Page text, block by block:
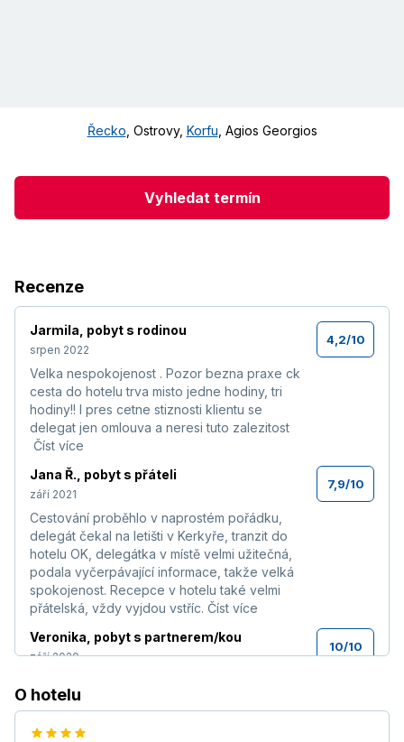
Řecko Ostrovy, Korfu Agios Georgios
Vyhledat termín
Recenze
Jarmila pobyt s rodinou
srpen 2022
Velka nespokojenost . Pozor bezna praxe ck
cesta do hotelu trva misto jedne hodiny, tri
hodiny!! I pres cetne stiznosti klientu se
delegat jen omlouva a neresi tuto zalezitost
Číst více
4,2/10
Jana Ř. pobyt s přáteli
září 2021
Cestování proběhlo v naprostém pořádku,
delegát čekal na letišti v Kerkyře, tranzit do
hotelu OK, delegátka v místě velmi užitečná,
podala vyčerpávající informace, takže velká
spokojenost. Recepce v hotelu také velmi
přátelská, vždy vyjdou vstříc. Číst více
7,9/10
Veronika pobyt s partnerem/kou
září 2020
10/10
Marcela,pobyt s rodinou
červenec 2018
O hotelu